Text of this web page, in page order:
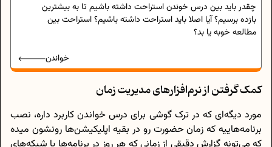
چقدر باید بین درس خوندن استراحت داشته باشیم تا به بیشترین
بازده برسیم؟ آیا اصلا باید استراحت داشته باشیم؟ استراحت بین
مطالعه خوبه یا بد؟
خواندن
کمک گرفتن از نرم‌افزارهای مدیریت زمان
مورد دیگه‌ای که در ترک گوشی برای درس خواندن کاربرد داره، نصب
برنامه‌هاییه که زمان حضورت رو در بقیه اپلیکیشن‌ها رونشون میده